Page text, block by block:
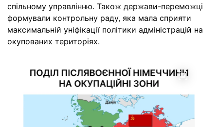
спільному управлінню. Також держави-переможці
формували контрольну раду, яка мала сприяти
максимальній уніфікації політики адміністрацій на
окупованих територіях.